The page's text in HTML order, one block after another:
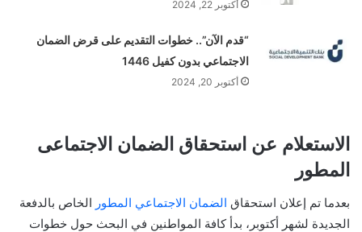
أكتوبر 22, 2024
“قدم الآن”.. خطوات التقديم على قرض الضمان
الاجتماعي بدون كفيل 1446
أكتوبر 20, 2024
الاستعلام عن استحقاق الضمان الاجتماعى
المطور
بعدما تم إعلان استحقاق الضمان الاجتماعي المطور الخاص بالدفعة
الجديدة لشهر أكتوبر، بدأ كافة المواطنين في البحث حول خطوات